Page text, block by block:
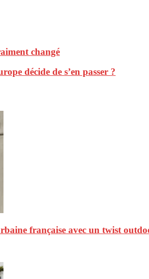
changé
décide de s’en passer ?
française avec un twist